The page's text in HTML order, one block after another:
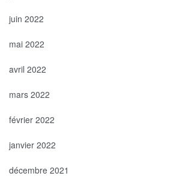
juin 2022
mai 2022
avril 2022
mars 2022
février 2022
janvier 2022
décembre 2021